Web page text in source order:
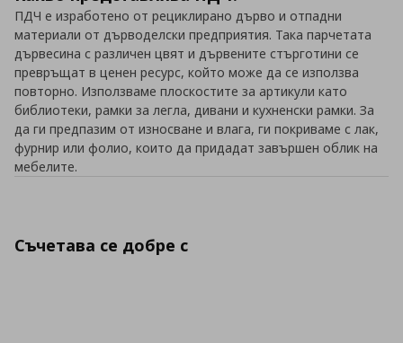
ПДЧ е изработенo от рециклирано дърво и отпадни
материали от дърводелски предприятия. Така парчетата
дървесина с различен цвят и дървените стърготини се
превръщат в ценен ресурс, който може да се използва
повторно. Използваме плоскостите за артикули като
библиотеки, рамки за легла, дивани и кухненски рамки. За
да ги предпазим от износване и влага, ги покриваме с лак,
фурнир или фолио, които да придадат завършен облик на
мебелите.
Съчетава се добре с